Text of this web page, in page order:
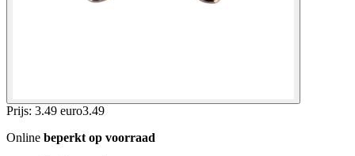
Prijs: 3.49 euro3.49
Online beperkt op voorraad